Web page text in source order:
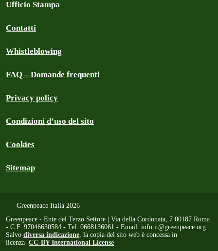
Ufficio Stampa
Contatti
Whistleblowing
FAQ – Domande frequenti
Privacy policy
Condizioni d’uso del sito
Cookies
Sitemap
Greenpeace Italia 2026
Greenpeace - Ente del Terzo Settore | Via della Cordonata, 7 00187 Roma
- C.F. 97046630584 - Tel: 0668136061 - Email: info.it@greenpeace.org
Salvo diversa indicazione, la copia del sito web è concessa in
licenza CC-BY International License